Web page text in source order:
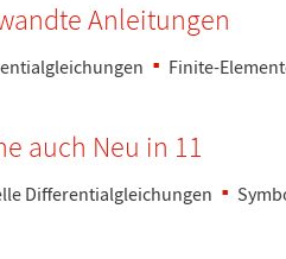
Anleitungen
Finite-
auch Neu in 11
Differentialgleichungen